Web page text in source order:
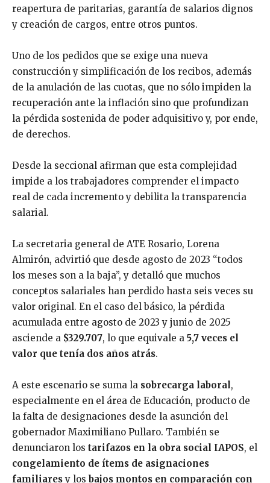
reapertura de paritarias, garantía de salarios dignos
y creación de cargos, entre otros puntos.
Uno de los pedidos que se exige una nueva
construcción y simplificación de los recibos, además
de la anulación de las cuotas, que no sólo impiden la
recuperación ante la inflación sino que profundizan
la pérdida sostenida de poder adquisitivo y, por ende,
de derechos.
Desde la seccional afirman que esta complejidad
impide a los trabajadores comprender el impacto
real de cada incremento y debilita la transparencia
salarial.
La secretaria general de ATE Rosario, Lorena
Almirón, advirtió que desde agosto de 2023 “todos
los meses son a la baja”, y detalló que muchos
conceptos salariales han perdido hasta seis veces su
valor original. En el caso del básico, la pérdida
acumulada entre agosto de 2023 y junio de 2025
asciende a $329.707, lo que equivale a 5,7 veces el
valor que tenía dos años atrás.
A este escenario se suma la sobrecarga laboral,
especialmente en el área de Educación, producto de
la falta de designaciones desde la asunción del
gobernador Maximiliano Pullaro. También se
denunciaron los tarifazos en la obra social IAPOS, el
congelamiento de ítems de asignaciones
familiaresy los bajos montos en comparación con